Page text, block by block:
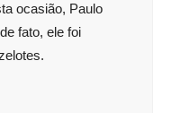
ocasião, Paulo
fato, ele foi